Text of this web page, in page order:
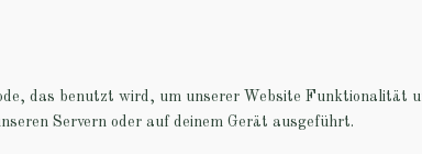
das benutzt wird, um unserer Website Funktionalität
Servern oder auf deinem Gerät ausgeführt.